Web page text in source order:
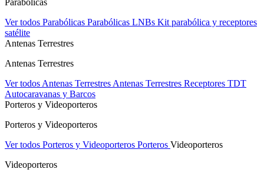
Parabólicas
Ver todos Parabólicas Parabólicas LNBs Kit parabólica y receptores
satélite
Antenas Terrestres
Antenas Terrestres
Ver todos Antenas Terrestres Antenas Terrestres Receptores TDT
Autocaravanas y Barcos
Porteros y Videoporteros
Porteros y Videoporteros
Ver todos Porteros y Videoporteros Porteros Videoporteros
Videoporteros